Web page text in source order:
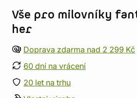
Vše pro milovníky
her
Doprava zdarma nad 2 299 Kč
60 dní na vrácení
20 let na trhu